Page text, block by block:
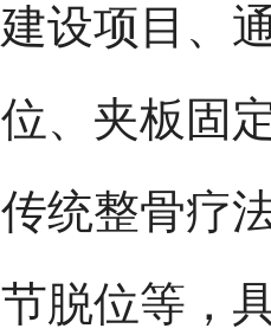
建设项目、
位、夹板固
传统整骨疗
节脱位等，